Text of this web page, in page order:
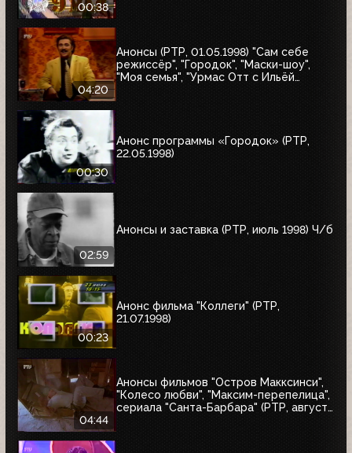
00:38
04:20
Анонсы (РТР, 01.05.1998) "Сам себе
режиссёр", "Городок", "Маски-шоу",
"Моя семья", "Урмас Отт с Ильёй
00:30
Анонс программы «Городок» (РТР,
22.05.1998)
02:59
Анонсы и заставка (РТР, июль 1998) Ч/б
00:23
Анонс фильма "Коллеги" (РТР,
21.07.1998)
04:44
Анонсы фильмов "Остров Макксинси",
"Колесо любви", "Максим-перепелица",
сериала "Санта-Барбара" (РТР, август